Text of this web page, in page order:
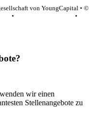
von YoungCapital • ©
•
•
wir einen
Stellenangebote zu